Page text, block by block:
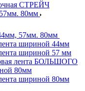
СТРЕЙЧ
80мм
57мм. 80мм
шириной 44мм
шириной 57 мм
лента БОЛЬШОГО
80мм
шириной 80мм